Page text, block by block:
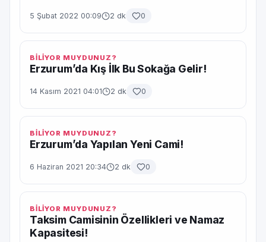
5 Şubat 2022 00:09 2 dk 0
BİLİYOR MUYDUNUZ?
Erzurum’da Kış İlk Bu Sokağa Gelir!
14 Kasım 2021 04:01 2 dk 0
BİLİYOR MUYDUNUZ?
Erzurum’da Yapılan Yeni Cami!
6 Haziran 2021 20:34 2 dk 0
BİLİYOR MUYDUNUZ?
Taksim Camisinin Özellikleri ve Namaz
Kapasitesi!